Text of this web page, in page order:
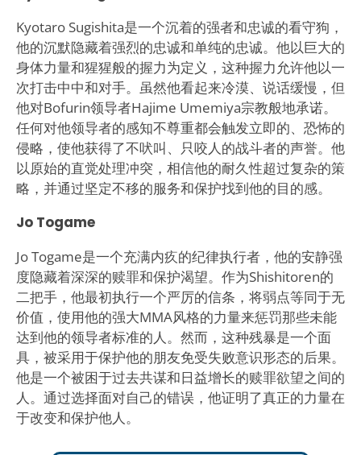
Kyotaro Sugishita是一个沉着的强者和忠诚的看守狗，
他的沉默隐藏着强烈的忠诚和单纯的忠诚。他以巨大的
身体力量和猩猩般的握力为定义，这种握力允许他以一
次打击中中和对手。虽然他看起来冷漠、说话缓慢，但
他对Bofurin领导者Hajime Umemiya宗教般地承诺。
任何对他领导者的感知不尊重都会触发立即的、恐怖的
侵略，使他获得了不吠叫、只咬人的战斗者的声誉。他
以原始的直觉处理冲突，相信他的耐久性超过复杂的策
略，并通过坚定不移的服务和保护找到他的目的感。
Jo Togame
Jo Togame是一个充满内疚的纪律执行者，他的安静强
度隐藏着深深的赎罪和保护渴望。作为Shishitoren的
二把手，他最初执行一个严厉的信条，将弱点等同于无
价值，使用他的强大MMA风格的力量来惩罚那些未能
达到他的领导者标准的人。然而，这种残暴是一个面
具，被采用于保护他的朋友免受失败意识形态的后果。
他是一个被困于过去共谋和日益增长的赎罪欲望之间的
人。通过选择面对自己的错误，他证明了真正的力量在
于改变和保护他人。